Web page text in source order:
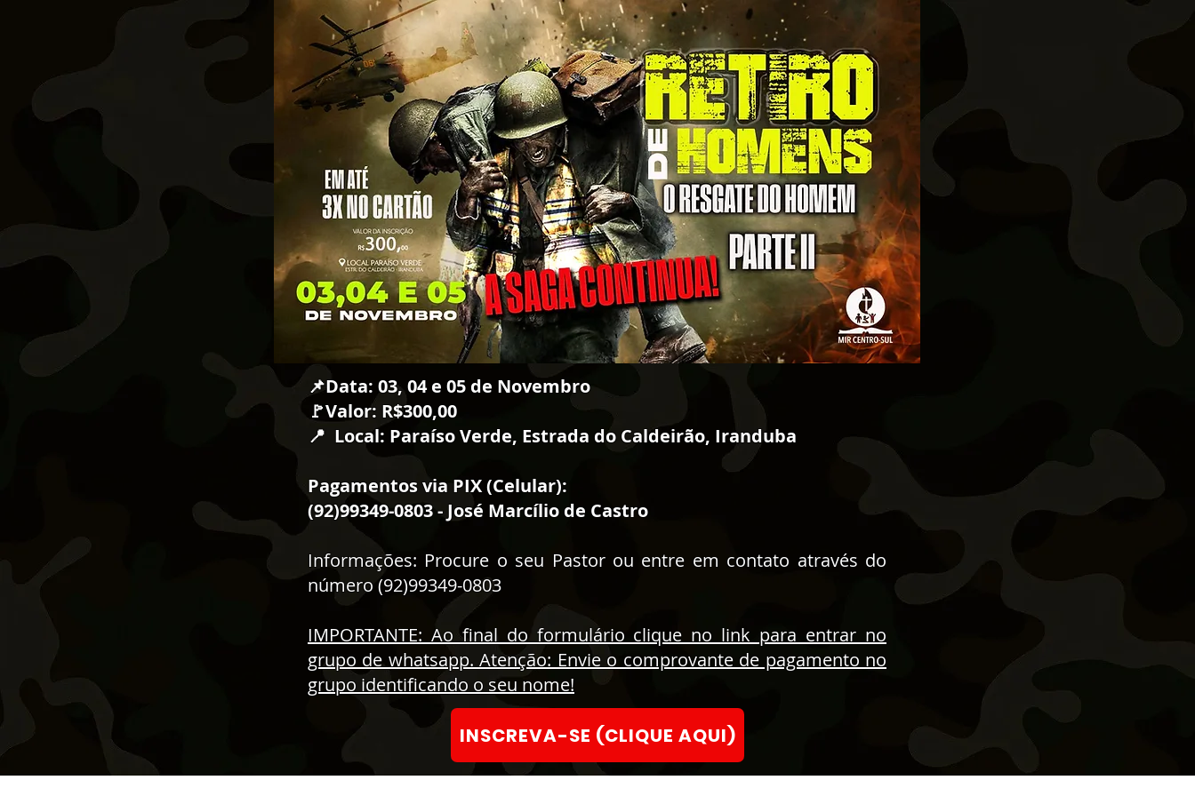
📌Data: 03, 04 e 05 de Novembro
🚩Valor: R$300,00
📍 Local: Paraíso Verde, Estrada do Caldeirão, Iranduba
Pagamentos via PIX (Celular):
(92)99349-0803 - José Marcílio de Castro
Informações: Procure o seu Pastor ou entre em contato através do
número (92)99349-0803
IMPORTANTE: Ao final do formulário clique no link para entrar no
grupo de whatsapp. Atenção: Envie o comprovante de pagamento no
grupo identificando o seu nome!
INSCREVA-SE (CLIQUE AQUI)